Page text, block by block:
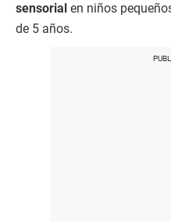
sensorial en niños
de 5 años.